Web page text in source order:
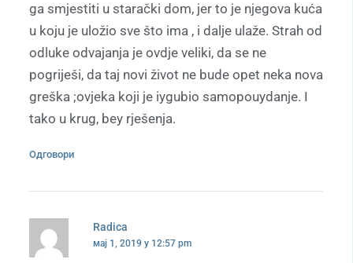
ga smjestiti u starački dom, jer to je njegova kuća
u koju je uložio sve što ima , i dalje ulaže. Strah od
odluke odvajanja je ovdje veliki, da se ne
pogriješi, da taj novi život ne bude opet neka nova
greška ;ovjeka koji je iygubio samopouydanje. I
tako u krug, bey rješenja.
Одговори
Radica
мај 1, 2019 у 12:57 pm